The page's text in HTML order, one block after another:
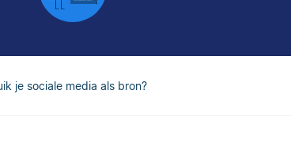
je sociale media als bron?